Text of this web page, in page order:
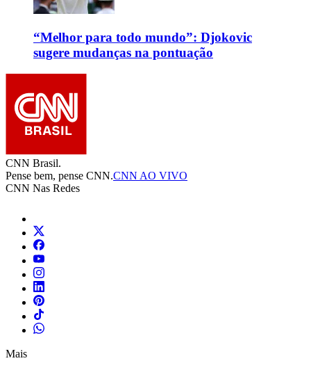
“Melhor para todo mundo”: Djokovic
sugere mudanças na pontuação
CNN Brasil.
Pense bem, pense CNN.CNN AO VIVO
CNN Nas Redes
Mais